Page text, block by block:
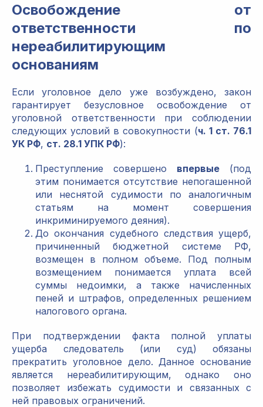
Освобождение от
ответственности по
нереабилитирующим
основаниям
Если уголовное дело уже возбуждено, закон
гарантирует безусловное освобождение от
уголовной ответственности при соблюдении
следующих условий в совокупности (ч. 1 ст. 76.1
УК РФ, ст. 28.1 УПК РФ):
Преступление совершено впервые (под
этим понимается отсутствие непогашенной
или неснятой судимости по аналогичным
статьям на момент совершения
инкриминируемого деяния).
До окончания судебного следствия ущерб,
причиненный бюджетной системе РФ,
возмещен в полном объеме. Под полным
возмещением понимается уплата всей
суммы недоимки, а также начисленных
пеней и штрафов, определенных решением
налогового органа.
При подтверждении факта полной уплаты
ущерба следователь (или суд) обязаны
прекратить уголовное дело. Данное основание
является нереабилитирующим, однако оно
позволяет избежать судимости и связанных с
ней правовых ограничений.